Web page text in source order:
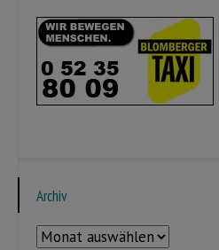
Archiv
Archiv